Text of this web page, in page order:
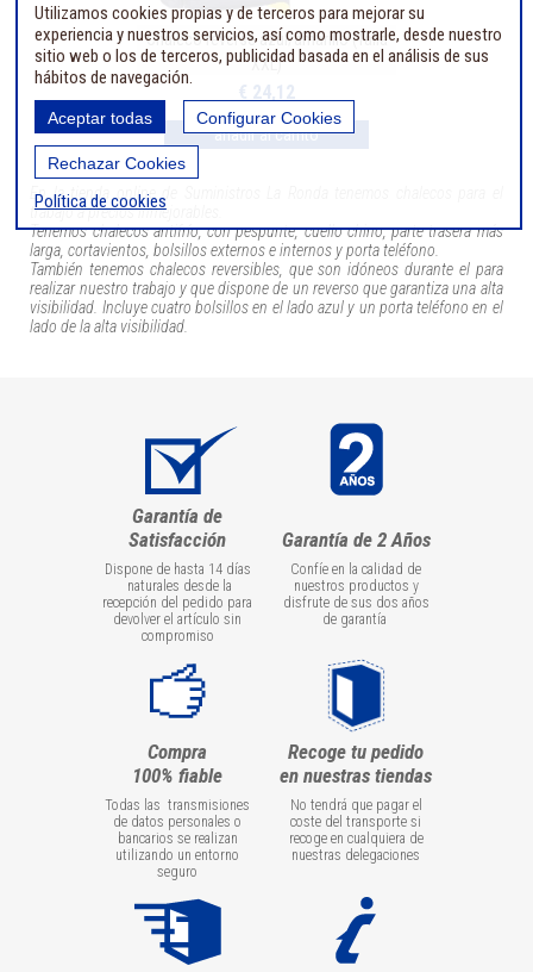
Chaleco reverse azul/amarillo (Talla
XXL)
€ 24,12
En la tienda online de Suministros La Ronda tenemos chalecos para el
trabajo a precios inmejorables.
Tenemos chalecos antifrío, con pespunte, cuello chino, parte trasera más
larga, cortavientos, bolsillos externos e internos y porta teléfono.
También tenemos chalecos reversibles, que son idóneos durante el para
realizar nuestro trabajo y que dispone de un reverso que garantiza una alta
visibilidad. Incluye cuatro bolsillos en el lado azul y un porta teléfono en el
lado de la alta visibilidad.
Garantía de
Satisfacción
Dispone de hasta 14 días
naturales desde la
recepción del pedido para
devolver el artículo sin
compromiso
Garantía de 2 Años
Confíe en la calidad de
nuestros productos y
disfrute de sus dos años
de garantía
Compra
100% fiable
Todas las transmisiones
de datos personales o
bancarios se realizan
utilizando un entorno
seguro
Recoge tu pedido
en nuestras tiendas
No tendrá que pagar el
coste del transporte si
recoge en cualquiera de
nuestras delegaciones
Utilizamos cookies propias y de terceros para mejorar su
experiencia y nuestros servicios, así como mostrarle, desde nuestro
sitio web o los de terceros, publicidad basada en el análisis de sus
hábitos de navegación.
Aceptar todas Configurar Cookies
Rechazar Cookies
Política de cookies